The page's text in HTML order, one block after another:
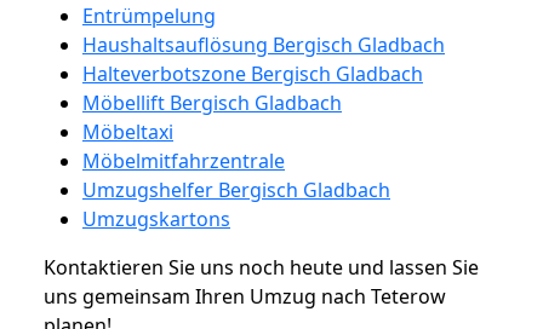
Entrümpelung
Haushaltsauflösung Bergisch Gladbach
Halteverbotszone Bergisch Gladbach
Möbellift Bergisch Gladbach
Möbeltaxi
Möbelmitfahrzentrale
Umzugshelfer Bergisch Gladbach
Umzugskartons
Kontaktieren Sie uns noch heute und lassen Sie
uns gemeinsam Ihren Umzug nach Teterow